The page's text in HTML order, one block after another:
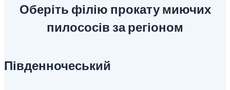
Оберіть філію прокату миючих
пилососів за регіоном
Південночеський